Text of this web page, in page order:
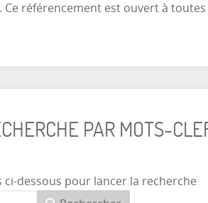
Ce référencement est ouvert à
PAR MOTS-
ci-dessous pour lancer la recherche